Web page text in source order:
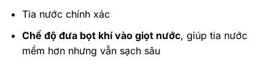
Tia nước chính xác
Chế độ đưa bọt khí vào giọt nước, giúp tia nước
mềm hơn nhưng vẫn sạch sâu